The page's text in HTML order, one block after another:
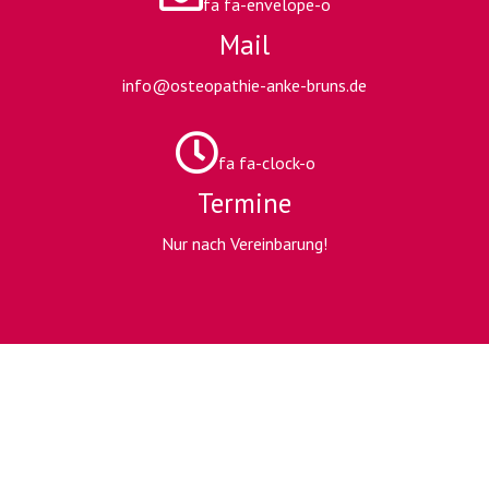
fa fa-envelope-o
Mail
info@osteopathie-anke-bruns.de
fa fa-clock-o
Termine
Nur nach Vereinbarung!